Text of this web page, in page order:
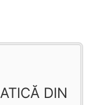
DIN